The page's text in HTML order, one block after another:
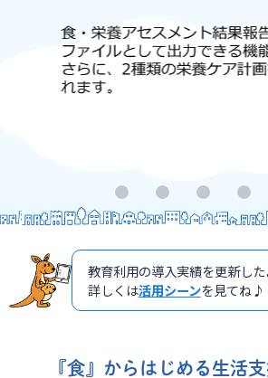
教育利用の導入実績を更新した
詳しくは活用シーンを見てね♪
『食』からはじめる生活支